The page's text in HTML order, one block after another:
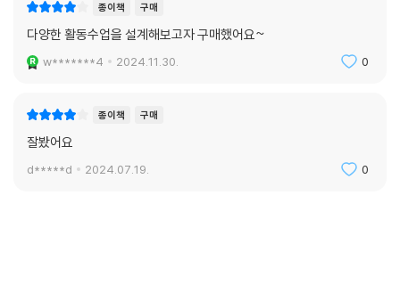
종이책 구매
다양한 활동수업을 설계해보고자 구매했어요~
w*******4 2024.11.30. 0
종이책 구매
잘봤어요
d*****d 2024.07.19. 0